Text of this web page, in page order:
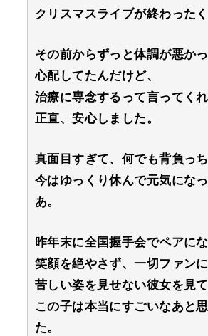
クリスマスライブが終わったく
その前からずっと体調が悪か
心配してたんだけど、
治療に専念するって言ってく
正直、安心しました。
真面目すぎて、何でも背負っ
今はゆっくり休んで元気にな
あ。
昨年末に全国握手会でペアにな
笑顔を絶やさず、一切ファン
苦しい姿を見せない彼女を見て
この子は本当にすごいなあと
た。